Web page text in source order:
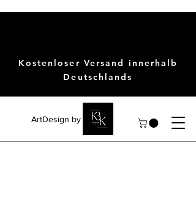
ArtDesign by KBK
Kostenloser Versand innerhalb
Deutschlands